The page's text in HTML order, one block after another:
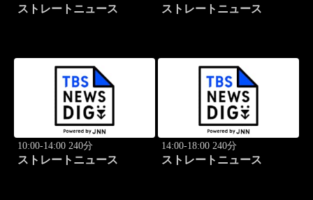
ストレートニュース ストレートニュース
10:00-14:00 240分
ストレートニュース
14:00-18:00 240分
ストレートニュース